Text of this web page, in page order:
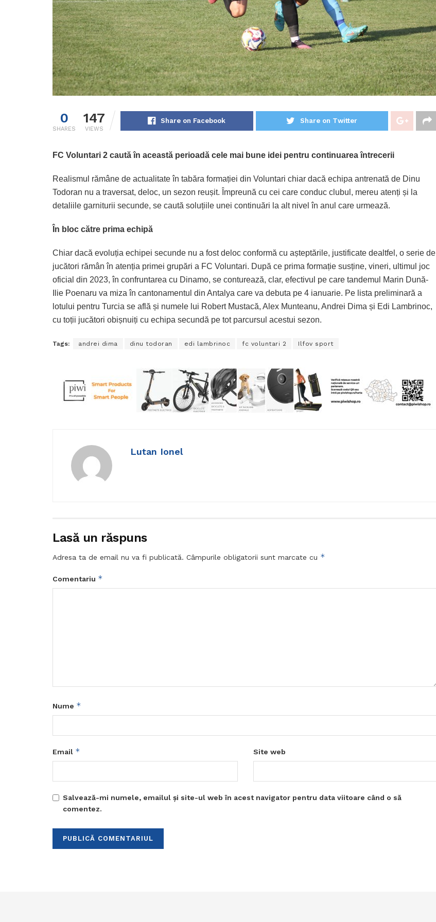
0
SHARES
147
VIEWS
Share on Facebook Share on Twitter
FC Voluntari 2 caută în această perioadă cele mai bune idei pentru continuarea întrecerii
Realismul rămâne de actualitate în tabăra formației din Voluntari chiar dacă echipa antrenată de Dinu
Todoran nu a traversat, deloc, un sezon reușit. Împreună cu cei care conduc clubul, mereu atenți și la
detaliile garniturii secunde, se caută soluțiile unei continuări la alt nivel în anul care urmează.
În bloc către prima echipă
Chiar dacă evoluția echipei secunde nu a fost deloc conformă cu așteptările, justificate dealtfel, o serie de
jucători rămân în atenția primei grupări a FC Voluntari. După ce prima formație susține, vineri, ultimul joc
oficial din 2023, în confruntarea cu Dinamo, se conturează, clar, efectivul pe care tandemul Marin Dună-
Ilie Poenaru va miza în cantonamentul din Antalya care va debuta pe 4 ianuarie. Pe lista preliminară a
lotului pentru Turcia se află și numele lui Robert Mustacă, Alex Munteanu, Andrei Dima și Edi Lambrinoc,
cu toții jucători obișnuiți cu echipa secundă pe tot parcursul acestui sezon.
Tags: andrei dima dinu todoran edi lambrinoc fc voluntari 2 Ilfov sport
Lutan Ionel
Lasă un răspuns
Adresa ta de email nu va fi publicată. Câmpurile obligatorii sunt marcate cu *
Comentariu *
Nume *
Email * Site web
Salvează-mi numele, emailul și site-ul web în acest navigator pentru data viitoare când o să
comentez.